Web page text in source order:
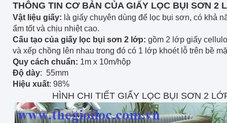
THÔNG TIN CƠ BẢN CỦA GIẤY LỌC BỤI SƠN 2
Vật liệu giấy: là giấy chuyên dùng để lọc bụi sơn, có khả
ẩm tốt và chịu nhiệt cao.
Cấu tạo của giấy lọc bụi sơn 2 lớp: gồm 2 lớp giấy
và xếp chồng lên nhau trong đó có 1 lớp khoét lỗ trên bề
Quy cách chuẩn: 1m x 10m/hộp
Độ dày: 55mm
Hiệu xuất: 98%
HÌNH CHI TIẾT GIẤY LỌC BỤI SƠN 2